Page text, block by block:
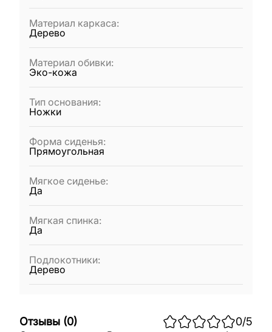
Материал каркаса:
Дерево
Материал обивки:
Эко-кожа
Тип основания:
Ножки
Форма сиденья:
Прямоугольная
Мягкое сиденье:
Да
Мягкая спинка:
Да
Подлокотники:
Дерево
Отзывы (0) 0/5